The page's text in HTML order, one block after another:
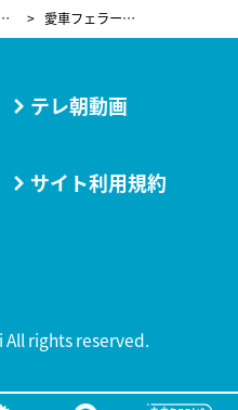
じめたYouTubeがバズり「すごいことになっている」 愛車フェラーリF355
テレ朝動画
サイト利用規約
All rights reserved.